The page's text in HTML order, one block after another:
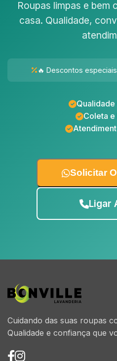
Roupas limpas e bem
casa. Qualidade,
🔥 Descontos
Qualidade
Coleta e
Solicitar
Ligar
Cuidando das suas roupas
Qualidade e confiança que